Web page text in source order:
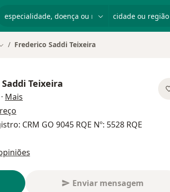
de cidade
Frederico Saddi Teixeira
Teixeira
· Mais
CRM GO 9045 RQE Nº: 5528 RQE
Enviar mensagem